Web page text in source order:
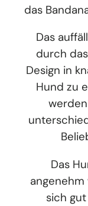
das
Das
durch
Design in
Hund zu
Das
sich